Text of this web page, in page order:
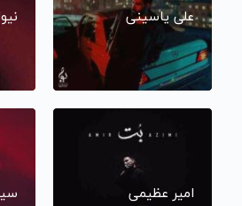
علی یاسینی
امیر عظیمی